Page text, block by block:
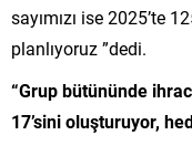
sayımızı ise 2025’te
planlıyoruz ”dedi.
“Grup bütününde
17’sini oluşturuyor,